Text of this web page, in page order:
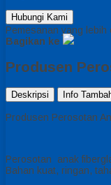
Hubungi Kami
Pemesanan yang lebih
Bagikan ke
Produsen
Deskripsi Info
Produsen Perosotan
Perosotan anak
Bahan kuat, ringan,